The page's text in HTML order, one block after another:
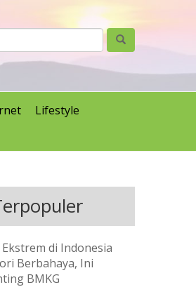
Lifestyle
Ekstrem di Indonesia
Berbahaya, Ini
BMKG